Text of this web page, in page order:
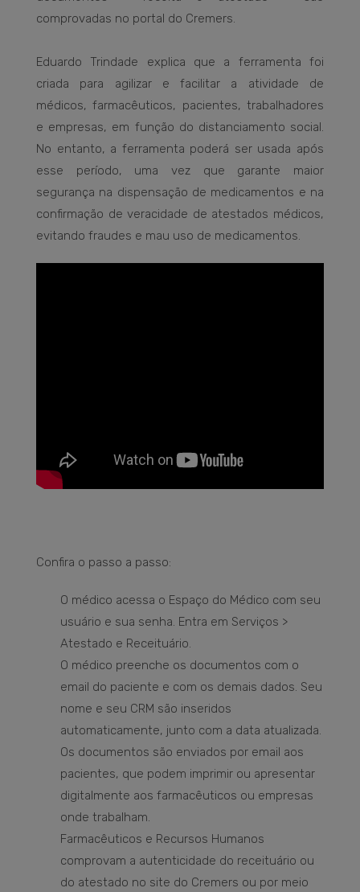
comprovadas no portal do Cremers.
Eduardo Trindade explica que a ferramenta foi
criada para agilizar e facilitar a atividade de
médicos, farmacêuticos, pacientes, trabalhadores
e empresas, em função do distanciamento social.
No entanto, a ferramenta poderá ser usada após
esse período, uma vez que garante maior
segurança na dispensação de medicamentos e na
confirmação de veracidade de atestados médicos,
evitando fraudes e mau uso de medicamentos.
Confira o passo a passo:
O médico acessa o Espaço do Médico com seu
usuário e sua senha. Entra em Serviços >
Atestado e Receituário.
O médico preenche os documentos com o
email do paciente e com os demais dados. Seu
nome e seu CRM são inseridos
automaticamente, junto com a data atualizada.
Os documentos são enviados por email aos
pacientes, que podem imprimir ou apresentar
digitalmente aos farmacêuticos ou empresas
onde trabalham.
Farmacêuticos e Recursos Humanos
comprovam a autenticidade do receituário ou
do atestado no site do Cremers ou por meio